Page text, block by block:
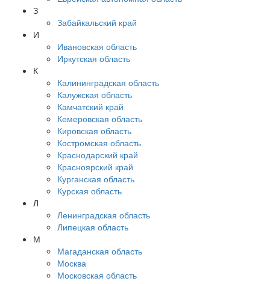
З
Забайкальский край
И
Ивановская область
Иркутская область
К
Калининградская область
Калужская область
Камчатский край
Кемеровская область
Кировская область
Костромская область
Краснодарский край
Красноярский край
Курганская область
Курская область
Л
Ленинградская область
Липецкая область
М
Магаданская область
Москва
Московская область